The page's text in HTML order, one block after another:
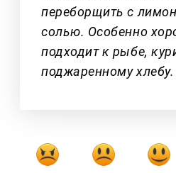
переборщить с
солью. Особенно
подходит к рыбе,
поджаренному хлебу.